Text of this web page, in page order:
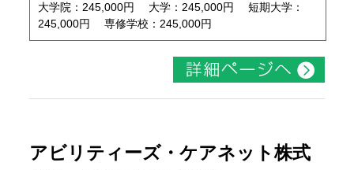
大学院：245,000円 大学：245,000円 短期大学：
245,000円 専修学校：245,000円
アビリティーズ・ケアネット株式